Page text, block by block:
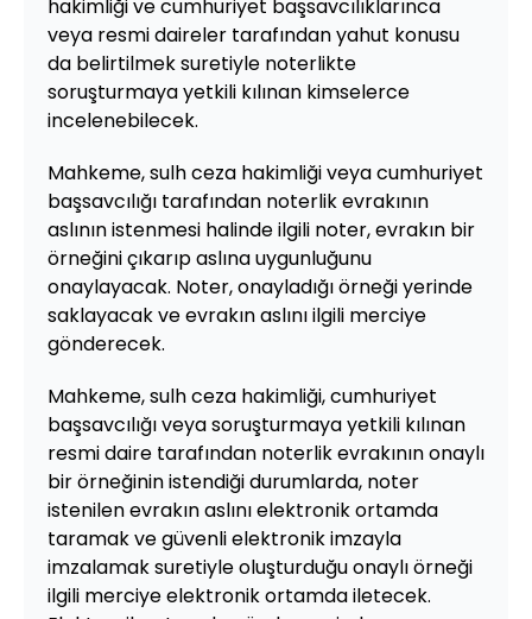
hakimliği ve cumhuriyet başsavcılıklarınca
veya resmi daireler tarafından yahut konusu
da belirtilmek suretiyle noterlikte
soruşturmaya yetkili kılınan kimselerce
incelenebilecek.
Mahkeme, sulh ceza hakimliği veya cumhuriyet
başsavcılığı tarafından noterlik evrakının
aslının istenmesi halinde ilgili noter, evrakın bir
örneğini çıkarıp aslına uygunluğunu
onaylayacak. Noter, onayladığı örneği yerinde
saklayacak ve evrakın aslını ilgili merciye
gönderecek.
Mahkeme, sulh ceza hakimliği, cumhuriyet
başsavcılığı veya soruşturmaya yetkili kılınan
resmi daire tarafından noterlik evrakının onaylı
bir örneğinin istendiği durumlarda, noter
istenilen evrakın aslını elektronik ortamda
taramak ve güvenli elektronik imzayla
imzalamak suretiyle oluşturduğu onaylı örneği
ilgili merciye elektronik ortamda iletecek.